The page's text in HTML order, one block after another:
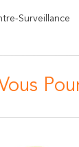
Surveillance